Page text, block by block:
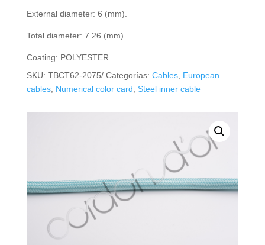
External diameter: 6 (mm).
Total diameter: 7.26 (mm)
Coating: POLYESTER
SKU: TBCT62-2075/ Categorías: Cables, European
cables, Numerical color card Steel inner cable